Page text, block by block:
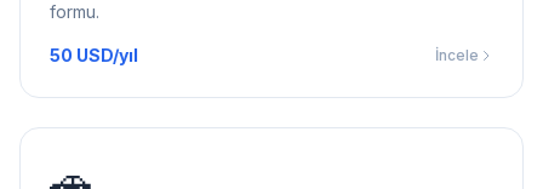
formu.
50 USD/yıl İncele